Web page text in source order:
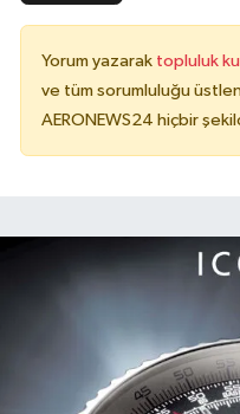
Yorum yazarak topluluk
ve tüm sorumluluğu
AERONEWS24 hiçbir